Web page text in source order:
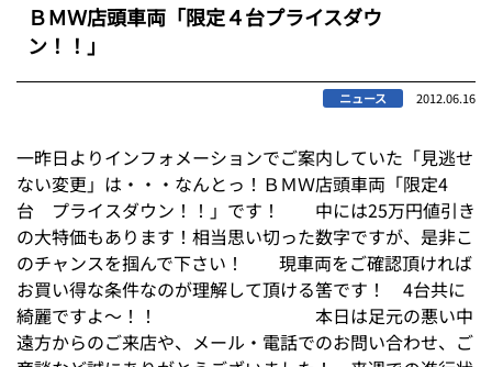
ＢＭＷ店頭車両「限定４台プライスダウ
ン！！」
ニュース 2012.06.16
一昨日よりインフォメーションでご案内していた「見逃せ
ない変更」は・・・なんとっ！ＢＭＷ店頭車両「限定4
台 プライスダウン！！」です！ 中には25万円値引き
の大特価もあります！相当思い切った数字ですが、是非こ
のチャンスを掴んで下さい！ 現車両をご確認頂ければ
お買い得な条件なのが理解して頂ける筈です！ 4台共に
綺麗ですよ～！！ 本日は足元の悪い中
遠方からのご来店や、メール・電話でのお問い合わせ、ご